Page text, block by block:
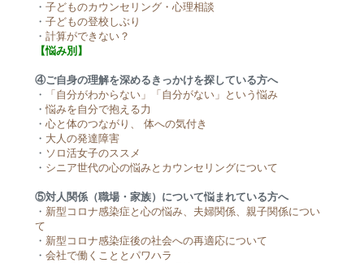
・ 子どものカウンセリング・心理相談
・ 子どもの登校しぶり
・ 計算ができない？
【悩み別】
④ご自身の理解を深めるきっかけを探している方へ
・
「自分がわからない」「自分がない」という悩み
・ 悩みを自分で抱える力
・ 心と体のつながり、 体への気付き
・ 大人の発達障害
・ ソロ活女子のススメ
・ シニア世代の心の悩みとカウンセリングについて
⑤対人関係（職場・家族）について悩まれている方へ
・ 新型コロナ感染症と心の悩み、夫婦関係、親子関係につい
て
・ 新型コロナ感染症後の社会への再適応について
・ 会社で働くこととパワハラ